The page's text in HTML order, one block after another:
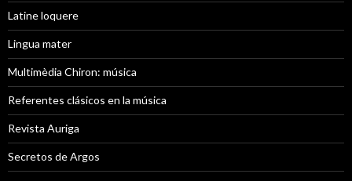
Latine loquere
Lingua mater
Multimèdia Chiron: música
Referentes clásicos en la música
Revista Auriga
Secretos de Argos